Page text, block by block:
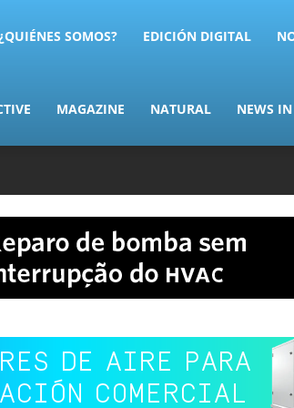
SOMOS? EDICIÓN DIGITAL
MAGAZINE NATURAL NEWS